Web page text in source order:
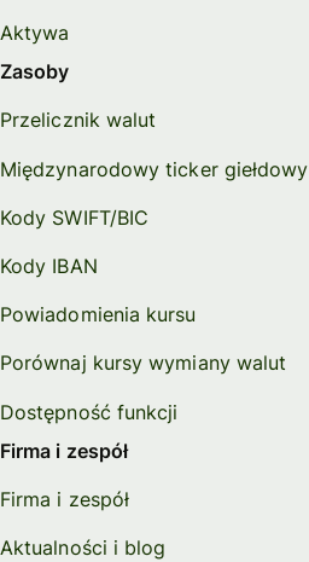
Aktywa
Zasoby
Przelicznik walut
Międzynarodowy ticker giełdowy
Kody SWIFT/BIC
Kody IBAN
Powiadomienia kursu
Porównaj kursy wymiany walut
Dostępność funkcji
Firma i zespół
Firma i zespół
Aktualności i blog